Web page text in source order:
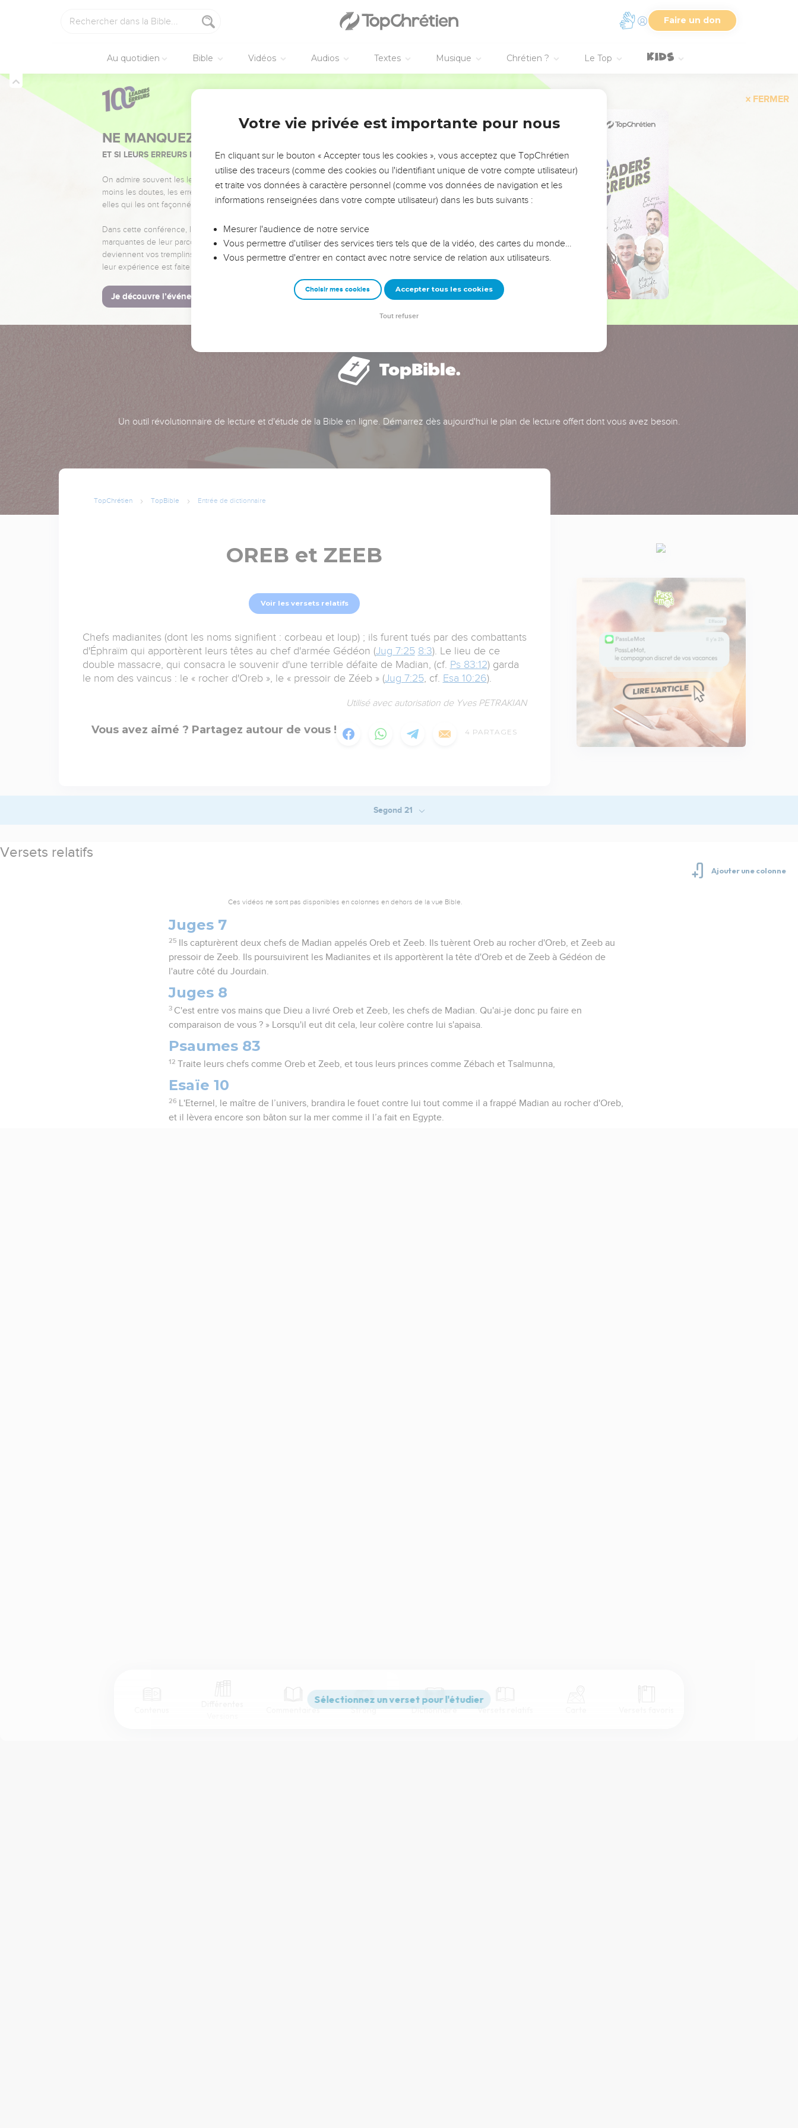
Faire un don
Au quotidien Bible Vidéos Audios Textes Musique Chrétien ? Le Top
FERMER
NE MANQUEZ PAS L’ÉVÉNEMENT DE L’ANNÉE !
ET SI LEURS ERREURS POUVAIENT VOUS ÉVITER LES VOTRES ?
On admire souvent les leaders pour leurs réussites, leur impact, leur foi ou leur vision. Mais on voit
moins les doutes, les erreurs et les saisons difficiles qu'ils ont traversés, alors même que ce sont
elles qui les ont façonnés.
Dans cette conférence, leaders, entrepreneurs, et responsables reviennent sur les erreurs
marquantes de leur parcours et les clés pour avancer avec plus de sagesse afin que leurs erreurs
deviennent vos tremplins. Que vous guidiez un ministère, une équipe, un groupe ou une famille,
leur expérience est faite pour vous.
Je découvre l’événement
Un outil révolutionnaire de lecture et d'étude de la Bible en ligne. Démarrez dès aujourd'hui le plan de lecture offert dont vous avez besoin.
TopChrétien TopBible Entrée de dictionnaire
OREB et ZEEB
Voir les versets relatifs
Chefs madianites (dont les noms signifient : corbeau et loup) ; ils furent tués par des combattants
d'Éphraïm qui apportèrent leurs têtes au chef d'armée Gédéon (Jug 7:25 8:3). Le lieu de ce
double massacre, qui consacra le souvenir d'une terrible défaite de Madian, (cf. Ps 83:12) garda
le nom des vaincus : le « rocher d'Oreb », le « pressoir de Zéeb » (Jug 7:25, cf. Esa 10:26).
Utilisé avec autorisation de Yves PETRAKIAN
Vous avez aimé ? Partagez autour de vous ! 4 PARTAGES
Commentaires Strong Dictionnaire Versets relatifs
Segond 21
Versets relatifs
Ces vidéos ne sont pas disponibles en colonnes en dehors de la vue Bible.
Juges 7
25
Ils capturèrent deux chefs de Madian appelés Oreb et Zeeb. Ils tuèrent Oreb au rocher d'Oreb, et Zeeb au
pressoir de Zeeb. Ils poursuivirent les Madianites et ils apportèrent la tête d'Oreb et de Zeeb à Gédéon de
l'autre côté du Jourdain.
Juges 8
3 C'est entre vos mains que Dieu a livré Oreb et Zeeb, les chefs de Madian. Qu'ai-je donc pu faire en
comparaison de vous ? » Lorsqu'il eut dit cela, leur colère contre lui s'apaisa.
Psaumes 83
12 Traite leurs chefs comme Oreb et Zeeb, et tous leurs princes comme Zébach et Tsalmunna,
Esaïe 10
26
L'Eternel, le maître de l’univers, brandira le fouet contre lui tout comme il a frappé Madian au rocher d'Oreb,
et il lèvera encore son bâton sur la mer comme il l’a fait en Egypte.
Votre vie privée est importante pour nous
En cliquant sur le bouton « Accepter tous les cookies », vous acceptez que TopChrétien
utilise des traceurs (comme des cookies ou l'identifiant unique de votre compte utilisateur)
et traite vos données à caractère personnel (comme vos données de navigation et les
informations renseignées dans votre compte utilisateur) dans les buts suivants :
Mesurer l'audience de notre service
Vous permettre d'utiliser des services tiers tels que de la vidéo, des cartes du monde…
Vous permettre d'entrer en contact avec notre service de relation aux utilisateurs.
Choisir mes cookies Accepter tous les cookies
Tout refuser